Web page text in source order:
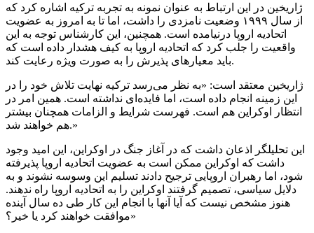
ژاریخین در این ارتباط به عنوان نمونه به تجربه ترکیه اشاره کرد که
از سال ۱۹۹۹ وضعیت نامزدی را داشت، اما تا به امروز به عضویت
اتحادیه اروپا درنیامده است. همچنین، این کارشناس توجه به این
واقعیت را جلب کرد که اتحادیه اروپا به کیف هشدار داده است که
باید معیارهای پذیرش را به صورت ویژه رعایت کند.
ژاریخین معتقد است: «به نظر می‌رسد ترکیه نهایت تلاش خود را در
این زمینه انجام داده است، اما فایده‌ای نداشته است. همین امر در
انتظار اوکراین هم است. فهرست شرایط و الزامات همچنان بیشتر
هم خواهند شد.»
این تحلیلگر اذعان داشت که در آغاز جنگ در اوکراین، این امید وجود
داشت که اوکراین ممکن است به عضویت اتحادیه اروپا پذیرفته
شود، اما رهبران اروپایی ترجیح دادند تسلیم این وسوسه نشوند و به
دلایل سیاسی، تصمیم گرفتند اوکراین را به اتحادیه اروپا راه ندهند.
هنوز مشخص نیست که آیا آنها با انجام این کار طی ده سال آینده
موافقت خواهند کرد یا خیر؟»